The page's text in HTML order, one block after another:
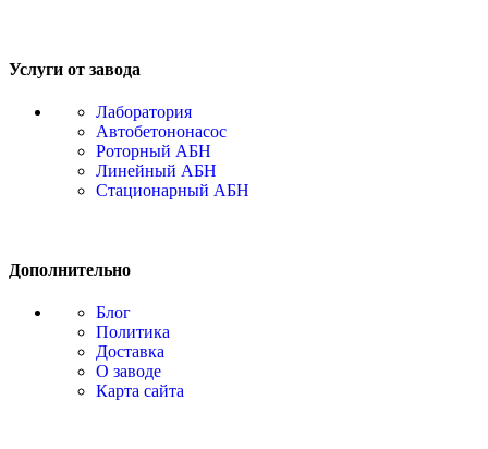
Услуги от завода
Лаборатория
Автобетононасос
Роторный АБН
Линейный АБН
Стационарный АБН
Дополнительно
Блог
Политика
Доставка
О заводе
Карта сайта